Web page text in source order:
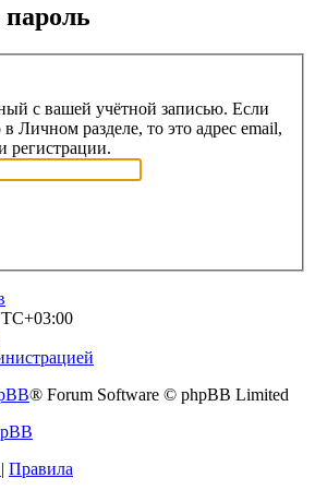
пароль
с вашей учётной записью. Если
Личном разделе, то это адрес email,
регистрации.
® Forum Software © phpBB Limited
| Правила